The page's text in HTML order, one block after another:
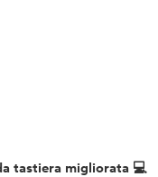
tastiera migliorata 💻